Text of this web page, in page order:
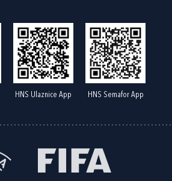
HNS Ulaznice App HNS Semafor App